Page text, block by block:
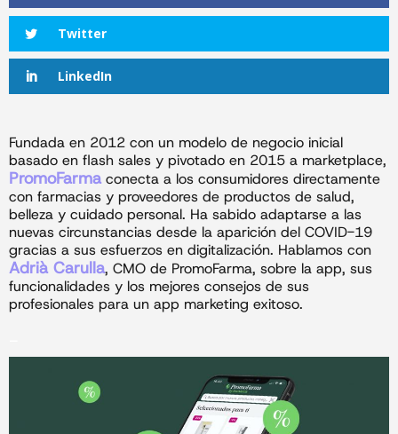
Twitter
LinkedIn
Fundada en 2012 con un modelo de negocio inicial
basado en flash sales y pivotado en 2015 a marketplace,
PromoFarma conecta a los consumidores directamente
con farmacias y proveedores de productos de salud,
belleza y cuidado personal. Ha sabido adaptarse a las
nuevas circunstancias desde la aparición del COVID-19
gracias a sus esfuerzos en digitalización. Hablamos con
Adrià Carulla, CMO de PromoFarma, sobre la app, sus
funcionalidades y los mejores consejos de sus
profesionales para un app marketing exitoso.